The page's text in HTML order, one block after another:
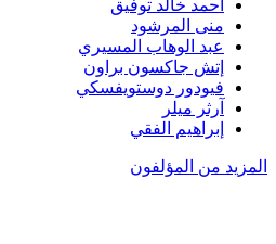
أحمد خالد توفيق
منى المرشود
عبد الوهاب المسيري
إتش جاكسون براون
فيودور دوستويفسكي
آرثر ميلر
إبراهيم الفقي
المزيد من المؤلفون